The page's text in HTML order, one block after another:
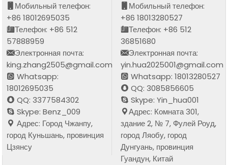
Мобильный телефон:
+86 18012695035
Телефон: +86 512
57888959
Электронная почта:
king.zhang2505@gmail.com
Whatsapp:
18012695035
QQ: 3377584302
Skype: Benz_009
Адрес: Город Чжанпу,
город Куньшань, провинция
Цзянсу
Мобильный телефон:
+86 18013280527
Телефон: +86 512
36851680
Электронная почта:
yin.hua2025001@gmail.com
Whatsapp: 18013280527
QQ: 3085856605
Skype: Yin_hua001
Адрес: Комната 301,
здание 2, № 7, Фулей Роуд,
город Ляобу, город
Дунгуань, провинция
Гуандун, Китай